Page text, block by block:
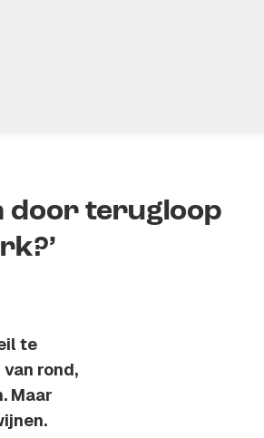
door terugloop
te
rond,
Maar